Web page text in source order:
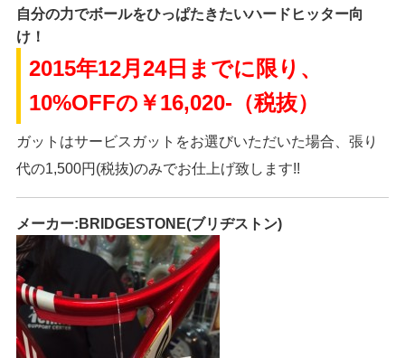
自分の力でボールをひっぱたきたいハードヒッター向
け！
2015年12月24日までに限り、
10%OFFの￥16,020-（税抜）
ガットはサービスガットをお選びいただいた場合、張り
代の1,500円(税抜)のみでお仕上げ致します!!
メーカー:BRIDGESTONE(ブリヂストン)